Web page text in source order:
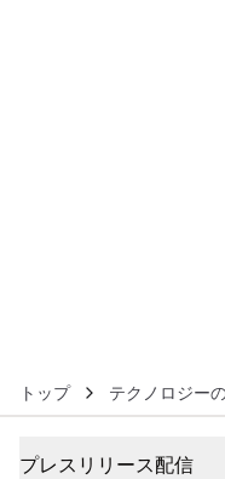
トップ テクノロジー
プレスリリース配信